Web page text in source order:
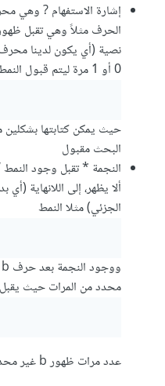
إشارة الاستفهام ? وهي
الحرف مثلاً وهي تقبل
نصية (أي يكون لدينا
0 أو 1 مرة ليتم قبول النمط مثل كلمة اللون باللغة الإنكليزية
البحث مقبول
ألا يظهر، إلى اللانهاية
الجزئي) مثلا النمط
محدد من المرات حيث يقبل
عدد مرات ظهور b غير محدد.